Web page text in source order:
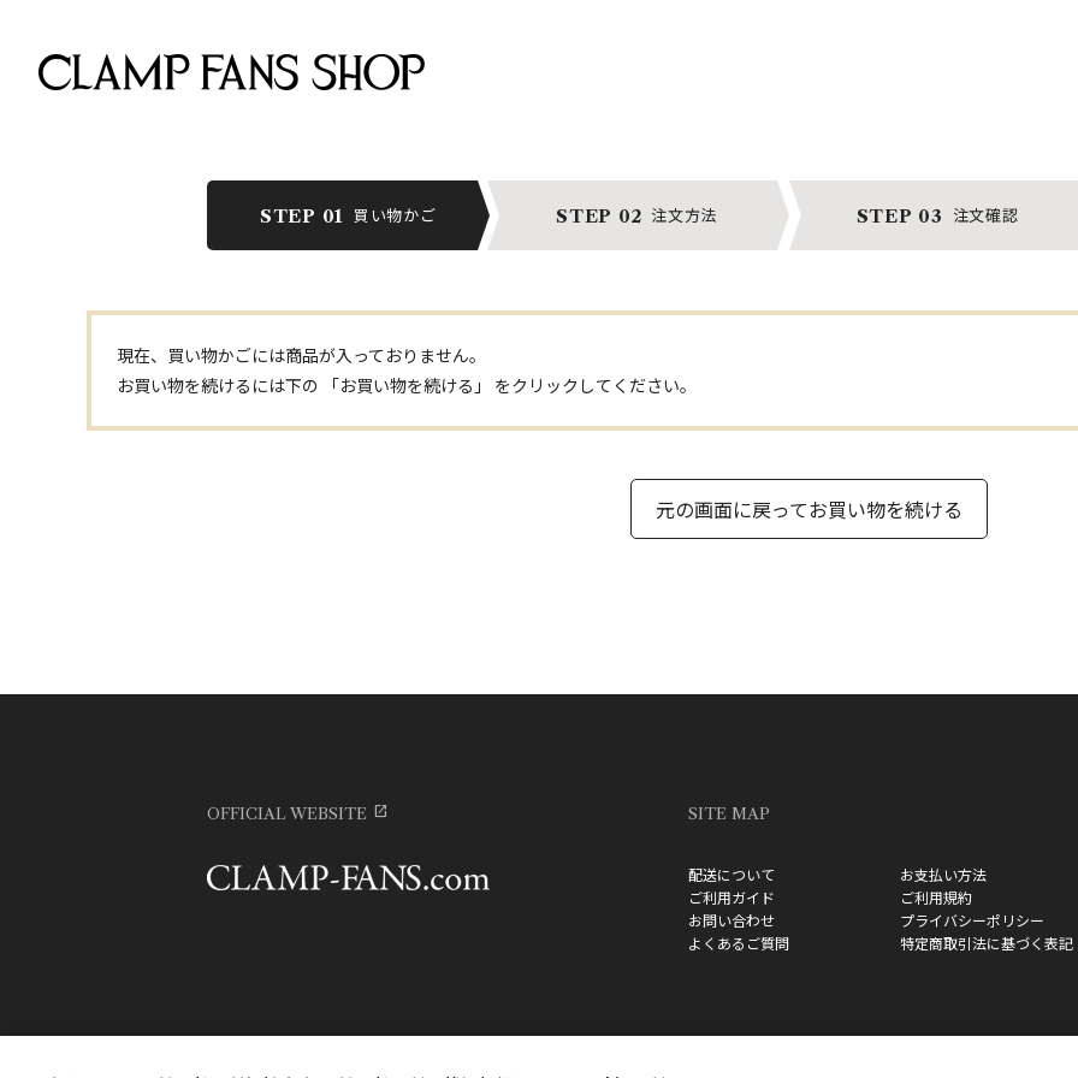
STEP 01 買い物かご STEP 02 注文方法 STEP 03 注文確認
現在、買い物かごには商品が入っておりません。
お買い物を続けるには下の 「お買い物を続ける」 をクリックしてください。
元の画面に戻ってお買い物を続ける
OFFICIAL WEBSITE SITE MAP
配送について
お支払い方法
ご利用ガイド
ご利用規約
お問い合わせ
プライバシーポリシー
よくあるご質問
特定商取引法に基づく表記